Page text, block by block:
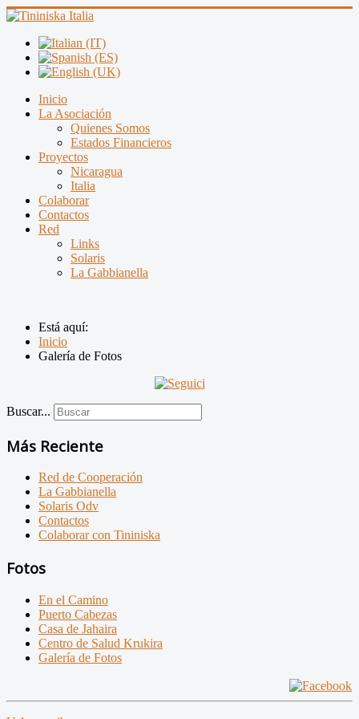
Inicio
La Asociación
Quienes Somos
Estados Financieros
Proyectos
Nicaragua
Italia
Colaborar
Contactos
Red
Links
Solaris
La Gabbianella
Está aquí:
Inicio
Galería de Fotos
Buscar...
Más Reciente
Red de Cooperación
La Gabbianella
Solaris Odv
Contactos
Colaborar con Tininiska
Fotos
En el Camino
Puerto Cabezas
Casa de Jahaira
Centro de Salud Krukira
Galería de Fotos